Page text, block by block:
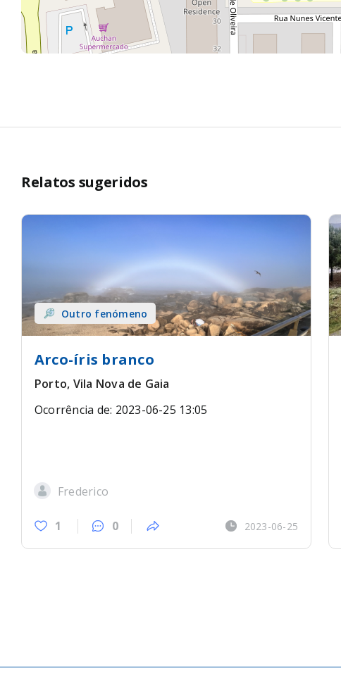
Relatos sugeridos
Outro fenómeno
Arco-íris branco
Porto, Vila Nova de Gaia
Ocorrência de: 2023-06-25 13:05
Frederico
1 0 2023-06-25